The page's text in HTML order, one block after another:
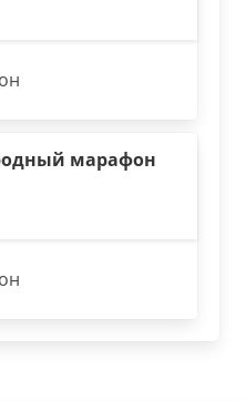
марафон